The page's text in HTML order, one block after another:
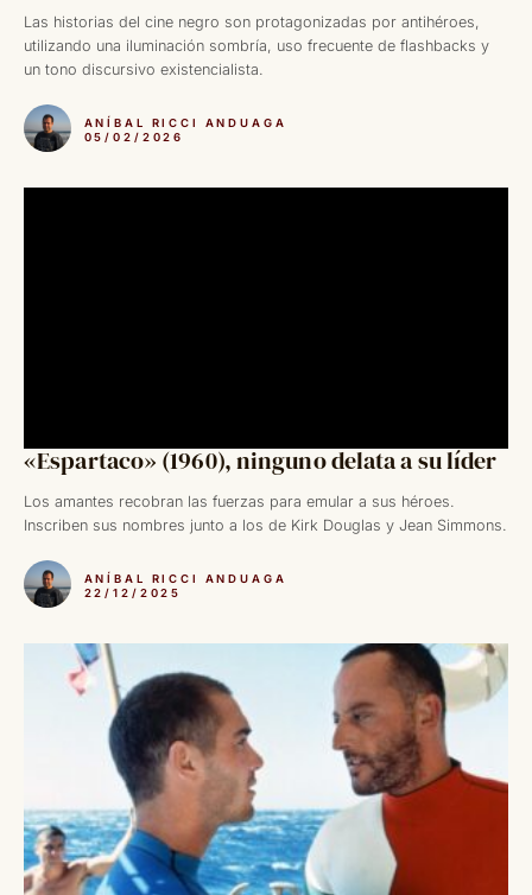
Las historias del cine negro son protagonizadas por antihéroes,
utilizando una iluminación sombría, uso frecuente de flashbacks y
un tono discursivo existencialista.
ANÍBAL RICCI ANDUAGA
05/02/2026
«Espartaco» (1960), ninguno delata a su líder
Los amantes recobran las fuerzas para emular a sus héroes.
Inscriben sus nombres junto a los de Kirk Douglas y Jean Simmons.
ANÍBAL RICCI ANDUAGA
22/12/2025